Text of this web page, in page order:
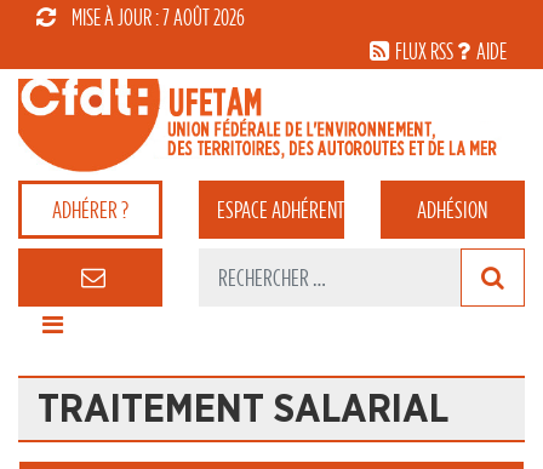
MISE À JOUR : 7 AOÛT 2026
FLUX RSS
AIDE
ADHÉRER ? ESPACEADHÉRENT ADHÉSION
TRAITEMENT SALARIAL